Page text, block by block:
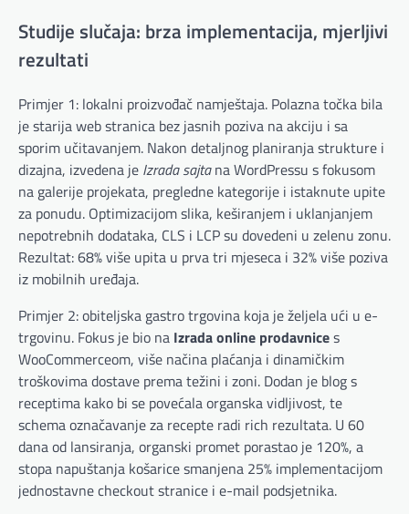
Studije slučaja: brza implementacija, mjerljivi
rezultati
Primjer 1: lokalni proizvođač namještaja. Polazna točka bila
je starija web stranica bez jasnih poziva na akciju i sa
sporim učitavanjem. Nakon detaljnog planiranja strukture i
dizajna, izvedena je Izrada sajtana WordPressu s fokusom
na galerije projekata, pregledne kategorije i istaknute upite
za ponudu. Optimizacijom slika, keširanjem i uklanjanjem
nepotrebnih dodataka, CLS i LCP su dovedeni u zelenu zonu.
Rezultat: 68% više upita u prva tri mjeseca i 32% više poziva
iz mobilnih uređaja.
Primjer 2: obiteljska gastro trgovina koja je željela ući u e-
trgovinu. Fokus je bio na Izrada online prodavnices
WooCommerceom, više načina plaćanja i dinamičkim
troškovima dostave prema težini i zoni. Dodan je blog s
receptima kako bi se povećala organska vidljivost, te
schema označavanje za recepte radi rich rezultata. U 60
dana od lansiranja, organski promet porastao je 120%, a
stopa napuštanja košarice smanjena 25% implementacijom
jednostavne checkout stranice i e-mail podsjetnika.